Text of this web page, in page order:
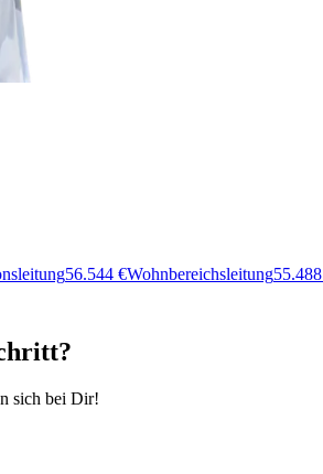
56.544 €Wohnbereichsleitung55.488
sich bei Dir!